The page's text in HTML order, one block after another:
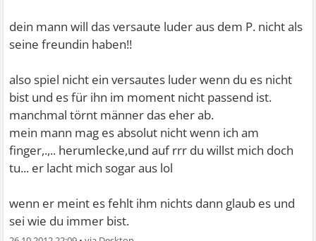
dein mann will das versaute luder aus dem P. nicht als
seine freundin haben!!
also spiel nicht ein versautes luder wenn du es nicht
bist und es für ihn im moment nicht passend ist.
manchmal törnt männer das eher ab.
mein mann mag es absolut nicht wenn ich am
finger,.,.. herumlecke,und auf rrr du willst mich doch
tu... er lacht mich sogar aus lol
wenn er meint es fehlt ihm nichts dann glaub es und
sei wie du immer bist.